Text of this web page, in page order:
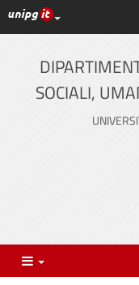
Skip
to
content
UniPG top links
SOCIALI,
Menu